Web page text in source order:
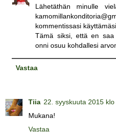
Lähetäthän minulle
kommentissasi
Tämä siksi, että en
onni osuu kohdallesi
Vastaa
Tiia 22. syyskuuta 2015
Mukana!
Vastaa